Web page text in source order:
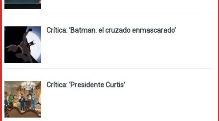
Crítica: ‘Batman: el cruzado enmascarado’
Crítica: ‘Presidente Curtis’